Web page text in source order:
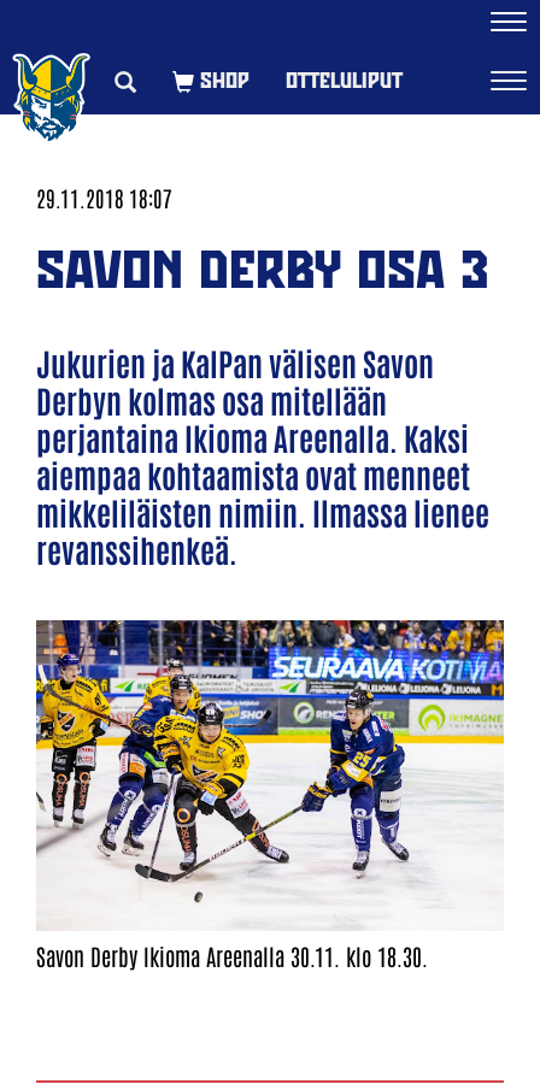
OTTELULIPUT
29.11.2018 18:07
SAVON DERBY OSA 3
Jukurien ja KalPan välisen Savon
Derbyn kolmas osa mitellään
perjantaina Ikioma Areenalla. Kaksi
aiempaa kohtaamista ovat menneet
mikkeliläisten nimiin. Ilmassa lienee
revanssihenkeä.
Savon Derby Ikioma Areenalla 30.11. klo 18.30.